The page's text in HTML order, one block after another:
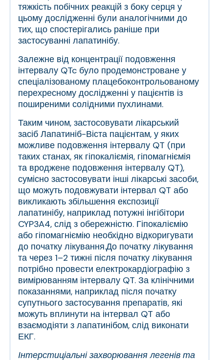
тяжкість побічних реакцій з боку серця у
цьому дослідженні були аналогічними до
тих, що спостерігались раніше при
застосуванні лапатинібу.
Залежне від концентрації подовження
інтервалу QTc було продемонстроване у
спеціалізованому плацебоконтрольованому
перехресному дослідженні у пацієнтів із
поширеними солідними пухлинами.
Таким чином, застосовувати лікарський
засіб Лапатиніб-Віста пацієнтам, у яких
можливе подовження інтервалу QT (при
таких станах, як гіпокаліємія, гіпомагніємія
та вроджене подовження інтервалу QT),
сумісно застосовувати інші лікарські засоби,
що можуть подовжувати інтервал QT або
викликають збільшення експозиції
лапатинібу, наприклад потужні інгібітори
CYP3A4, слід з обережністю. Гіпокаліємію
або гіпомагніємію необхідно відкоригувати
до початку лікування.До початку лікування
та через 1–2 тижні після початку лікування
потрібно провести електрокардіографію з
вимірюванням інтервалу QT. За клінічними
показаннями, наприклад після початку
супутнього застосування препаратів, які
можуть вплинути на інтервал QT або
взаємодіяти з лапатинібом, слід виконати
ЕКГ.
Інтерстиціальні захворювання легенів та